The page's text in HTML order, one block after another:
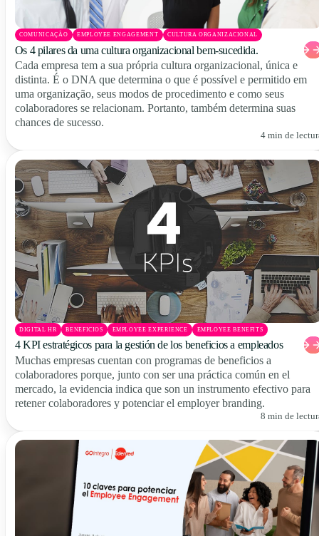
COMUNICAÇÃO EMPLOYEE ENGAGEMENT CULTURA ORGANIZACIONAL
Os 4 pilares da uma cultura organizacional bem-sucedida.
Cada empresa tem a sua própria cultura organizacional, única e
distinta. É o DNA que determina o que é possível e permitido em
uma organização, seus modos de procedimento e como seus
colaboradores se relacionam. Portanto, também determina suas
chances de sucesso.
4 min de
DIGITAL HR BENEFICIOS EMPLOYEE EXPERIENCE EMPLOYEE BENEFITS
4 KPI estratégicos para la gestión de los beneficios a empleados
Muchas empresas cuentan con programas de beneficios a
colaboradores porque, junto con ser una práctica común en el
mercado, la evidencia indica que son un instrumento efectivo para
retener colaboradores y potenciar el employer branding.
8 min de